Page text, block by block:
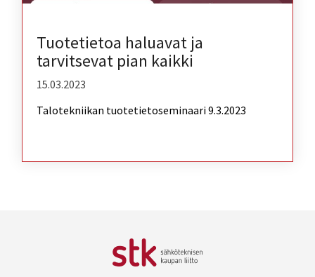
Tuotetietoa haluavat ja
tarvitsevat pian kaikki
15.03.2023
Talotekniikan tuotetietoseminaari 9.3.2023